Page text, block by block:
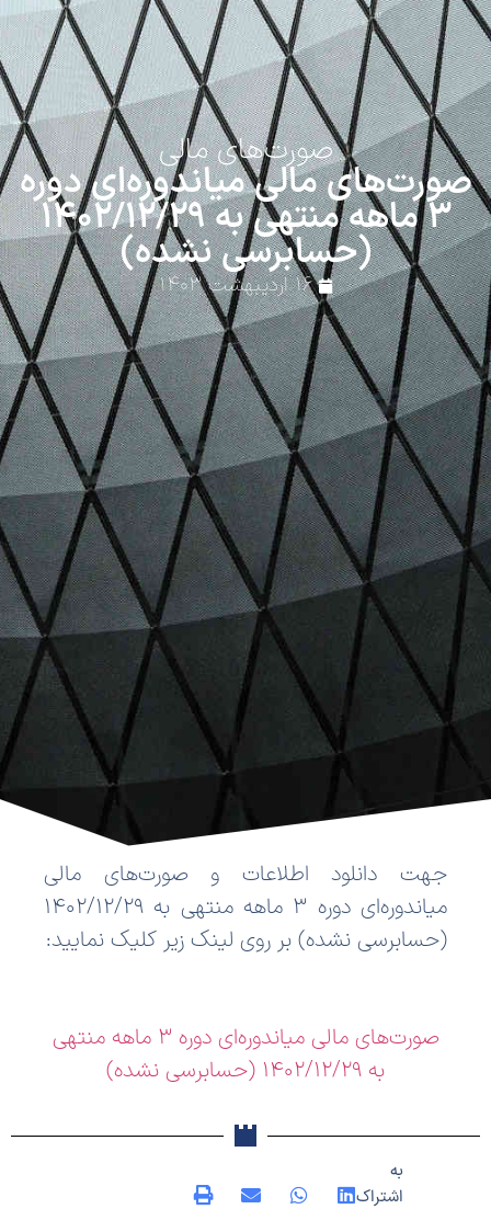
صورت‌های مالی
صورت‌های مالی میاندوره‌ای دوره
3 ماهه منتهی به 1402/12/29
(حسابرسی نشده)
۱۶ اردیبهشت ۱۴۰۳
جهت دانلود اطلاعات و صورت‌های مالی
میاندوره‌ای دوره 3 ماهه منتهی به 1402/12/29
(حسابرسی نشده) بر روی لینک زیر کلیک نمایید:
صورت‌های مالی میاندوره‌ای دوره 3 ماهه منتهی
به 1402/12/29 (حسابرسی نشده)
به
اشتراک